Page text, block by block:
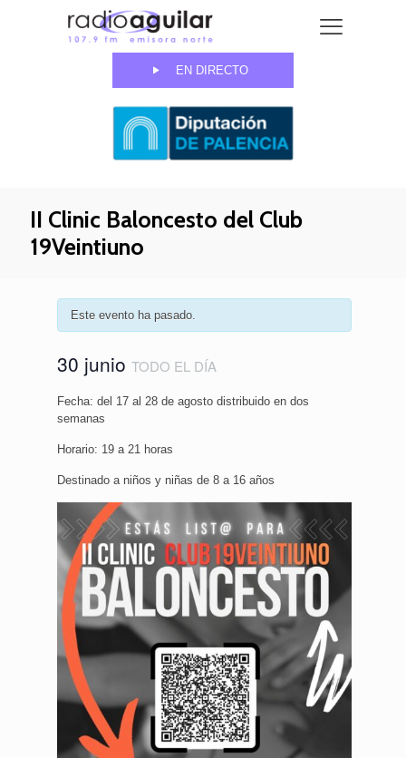
EN DIRECTO
II Clinic Baloncesto del Club
19Veintiuno
Este evento ha pasado.
30 junio TODO EL DÍA
Fecha: del 17 al 28 de agosto distribuido en dos
semanas
Horario: 19 a 21 horas
Destinado a niños y niñas de 8 a 16 años